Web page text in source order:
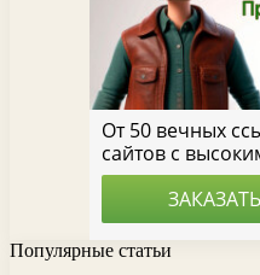
Популярные статьи